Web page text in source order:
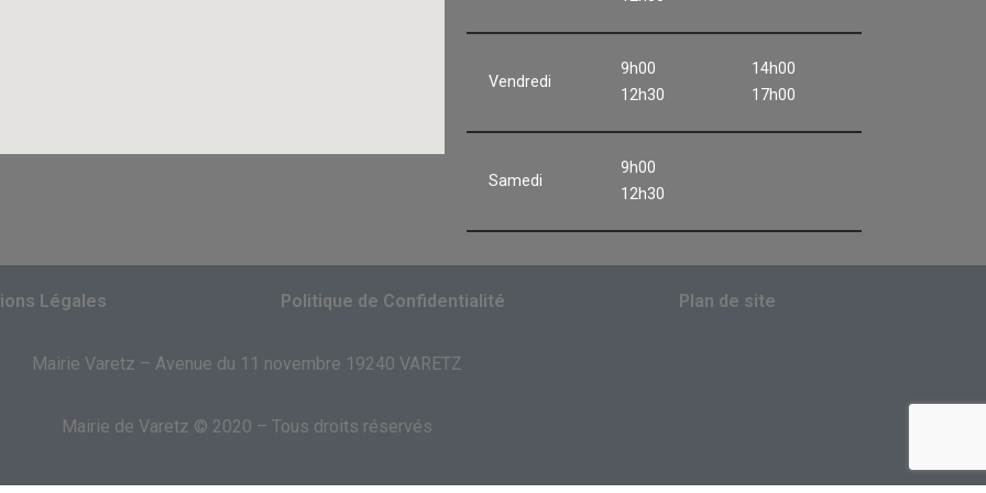
Vendredi
9h00
12h30
14h00
17h00
Samedi
9h00
12h30
Légales Politique de Confidentialité Plan de site
Mairie Varetz – Avenue du 11 novembre 19240 VARETZ
Mairie de Varetz © 2020 – Tous droits réservés